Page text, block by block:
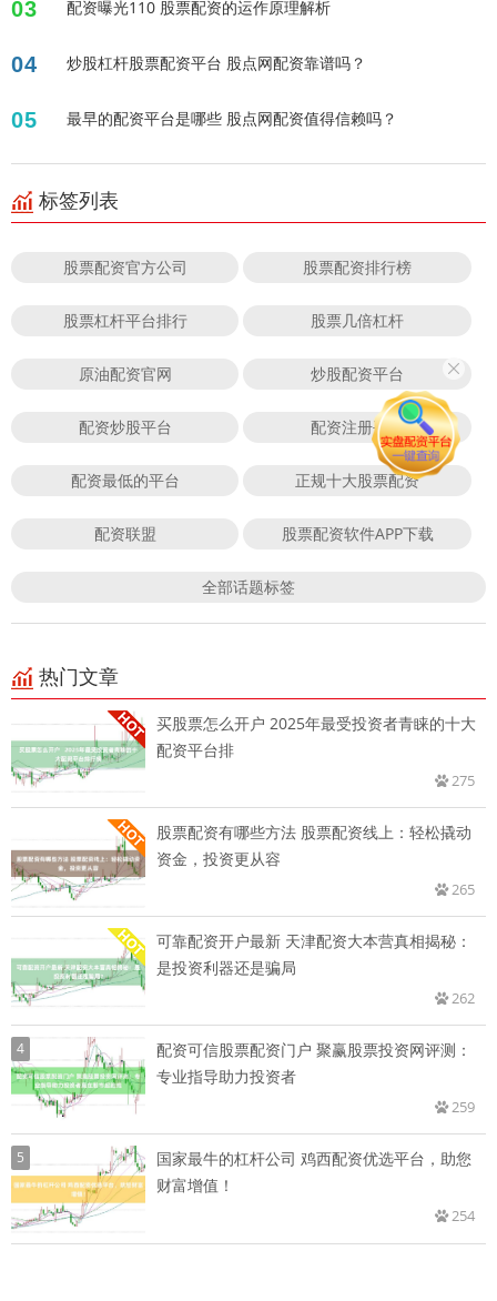
03 配资曝光110 股票配资的运作原理解析
04 炒股杠杆股票配资平台 股点网配资靠谱吗？
05 最早的配资平台是哪些 股点网配资值得信赖吗？
标签列表
股票配资官方公司 股票配资排行榜
股票杠杆平台排行 股票几倍杠杆
原油配资官网 炒股配资平台
配资炒股平台 配资注册平台
配资最低的平台 正规十大股票配资
配资联盟 股票配资软件APP下载
全部话题标签
热门文章
买股票怎么开户 2025年最受投资者青睐的十大
配资平台排
275
股票配资有哪些方法 股票配资线上：轻松撬动
资金，投资更从容
265
可靠配资开户最新 天津配资大本营真相揭秘：
是投资利器还是骗局
262
4
配资可信股票配资门户 聚赢股票投资网评测：
专业指导助力投资者
259
5
国家最牛的杠杆公司 鸡西配资优选平台，助您
财富增值！
254